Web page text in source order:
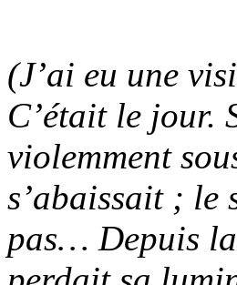
(J’ai eu une
C’était le jour.
violemment
s’abaissait ; le
pas… Depuis